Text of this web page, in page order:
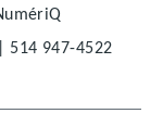
| 514 947-4522